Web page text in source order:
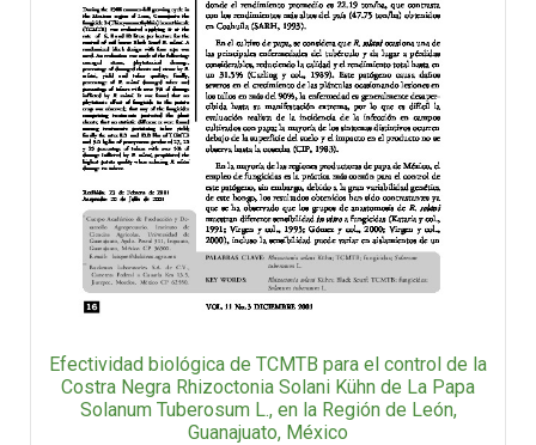
Efectividad biológica de TCMTB para el control de la
Costra Negra Rhizoctonia Solani Kühn de La Papa
Solanum Tuberosum L., en la Región de León,
Guanajuato, México